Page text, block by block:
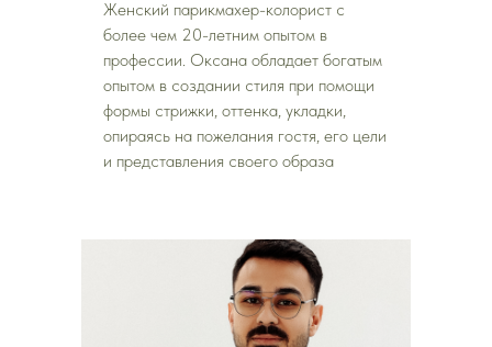
Женский парикмахер-колорист с
более чем 20-летним опытом в
профессии. Оксана обладает богатым
опытом в создании стиля при помощи
формы стрижки, оттенка, укладки,
опираясь на пожелания гостя, его цели
и представления своего образа